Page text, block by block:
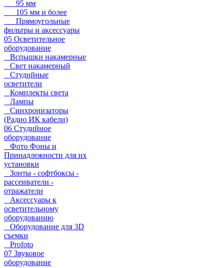
95 мм
105 мм и более
Прямоугольные
фильтры и аксессуары
05 Осветительное
оборудование
Вспышки накамерные
Свет накамерный
Студийные
осветители
Комплекты света
Лампы
Синхронизаторы
(Радио ИК кабели)
06 Студийное
оборудование
Фото Фоны и
Принадлежности для их
установки
Зонты - софтбоксы -
рассеиватели -
отражатели
Аксессуары к
осветительному
оборудованию
Оборудование для 3D
съемки
Profoto
07 Звуковое
оборудование